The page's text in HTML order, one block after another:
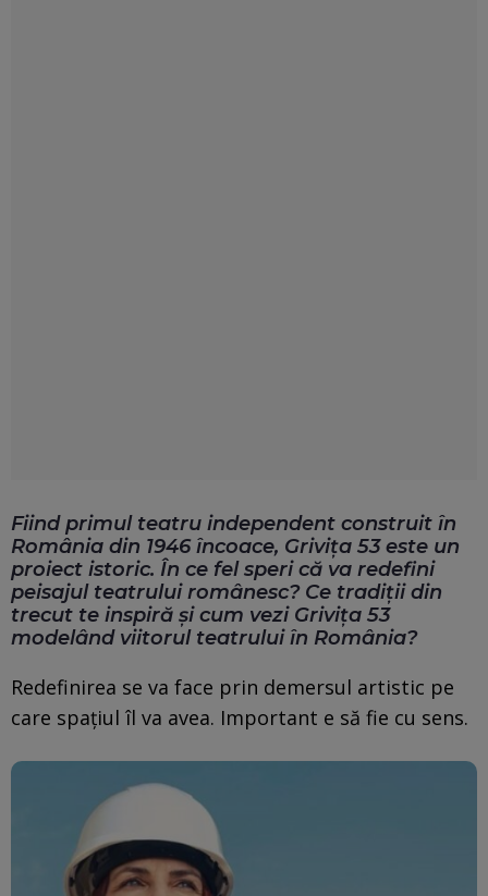
Fiind primul teatru independent construit în
România din 1946 încoace, Grivița 53 este un
proiect istoric. În ce fel speri că va redefini
peisajul teatrului românesc? Ce tradiții din
trecut te inspiră și cum vezi Grivița 53
modelând viitorul teatrului în România?
Redefinirea se va face prin demersul artistic pe
care spațiul îl va avea. Important e să fie cu sens.